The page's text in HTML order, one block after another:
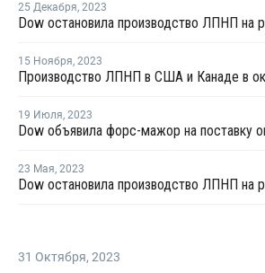
25 Декабря, 2023
Dow остановила производство ЛПНП на
15 Ноября, 2023
19 Июля, 2023
23 Мая, 2023
Dow остановила производство ЛПНП на
31 Октября, 2023